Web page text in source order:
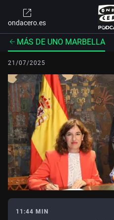
ondacero.es
MÁS DE UNO MARBELLA
21/07/2025
11:44 MIN